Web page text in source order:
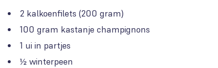
2 kalkoenfilets (200 gram)
100 gram kastanje champignons
1 ui in partjes
½ winterpeen